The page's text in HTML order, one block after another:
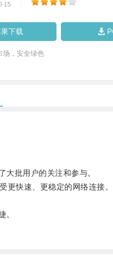
15
下载
场，安全绿色
批用户的关注和参与。
快速、更稳定的网络连接。
。